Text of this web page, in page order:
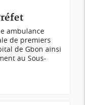
ambulance
de premiers
de Gbon ainsi
au Sous-